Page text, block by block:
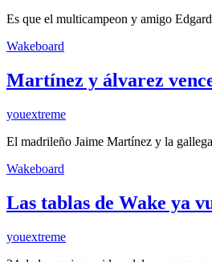
Es que el multicampeon y amigo
Wakeboard
Martínez y álvarez
youextreme
El madrileño Jaime Martínez y la
Wakeboard
Las tablas de Wake ya
youextreme